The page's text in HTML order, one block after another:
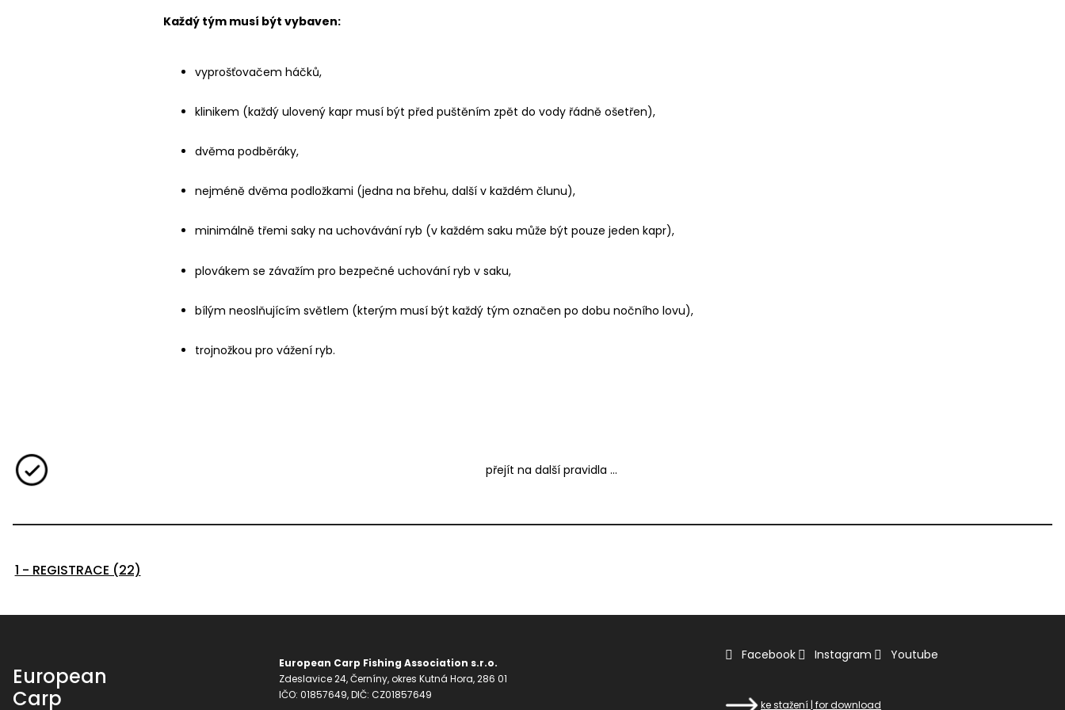
Každý tým musí být vybaven:
vyprošťovačem háčků,
klinikem (každý ulovený kapr musí být před puštěním zpět do vody řádně ošetřen),
dvěma podběráky,
nejméně dvěma podložkami (jedna na břehu, další v každém člunu),
minimálně třemi saky na uchovávání ryb (v každém saku může být pouze jeden kapr),
plovákem se závažím pro bezpečné uchování ryb v saku,
bílým neoslňujícím světlem (kterým musí být každý tým označen po dobu nočního lovu),
trojnožkou pro vážení ryb.
přejít na další pravidla ...
1 - REGISTRACE (22)
European
Carp
European Carp Fishing Association s.r.o.
Zdeslavice 24, Černíny, okres Kutná Hora, 286 01
IČO: 01857649, DIČ: CZ01857649
Facebook Instagram Youtube
ke stažení | for download